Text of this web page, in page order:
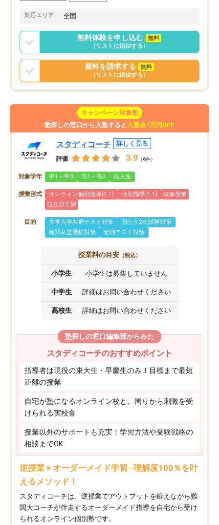
対応エリア 全国
無料体験を申し込む
無料
（リストに追加する）
資料を請求する
無料
（リストに追加する）
キャンペーン対象塾
塾探しの窓口から入塾すると 入塾金1万円OFF
スタディコーチ 詳しく見る
評価 3.9 （6件）
対象学年 中1～中3 高1～高3 浪人生
授業形式 オンライン個別指導(1:1) 個別指導(1:1)
映像授業
自立型学習
目的 大学入学共通テスト対策
国公立2次試験対策
難関私立受験対策
定期テスト対策
授業料の目安 （税込）
小学生 小学生は募集していません
中学生 詳細はお問い合わせください
高校生 詳細はお問い合わせください
塾探しの窓口編集部からみた
スタディコーチのおすすめポイント
指導者は現役の東大生・早慶生のみ！目標まで最短
距離の授業
自宅が塾になるオンライン校と、周りから刺激を受
けられる実校舎
授業以外のサポートも充実！学習方法や受験戦略の
相談までOK
逆授業 × オーダーメイド学習─理解度100％を叶
えるメソッド！
スタディコーチは、逆授業でアウトプットを鍛えながら難
関大コーチが伴走するオーダーメイド指導を自宅から受け
られるオンライン個別塾です。